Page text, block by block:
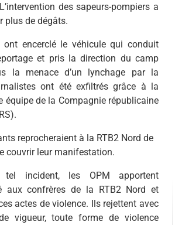
L’intervention des sapeurs-pompiers a
plus de dégâts.
ont encerclé le véhicule qui conduit
et pris la direction du camp
la menace d’un lynchage par la
ont été exfiltrés grâce à la
équipe de la Compagnie républicaine
reprocheraient à la RTB2 Nord de
couvrir leur manifestation.
incident, les OPM apportent
auxconfrères de la RTB2 Nord et
actes de violence. Ils rejettent avec
vigueur,toute forme de violence